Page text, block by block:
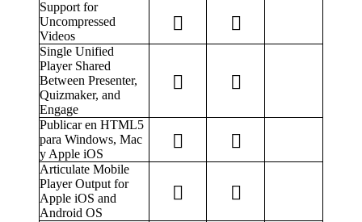
Support for
Uncompressed
Videos
Single Unified
Player Shared
Between Presenter,
Quizmaker, and
Engage
Publicar en HTML5
para Windows, Mac
y Apple iOS
Articulate Mobile
Player Output for
Apple iOS and
Android OS